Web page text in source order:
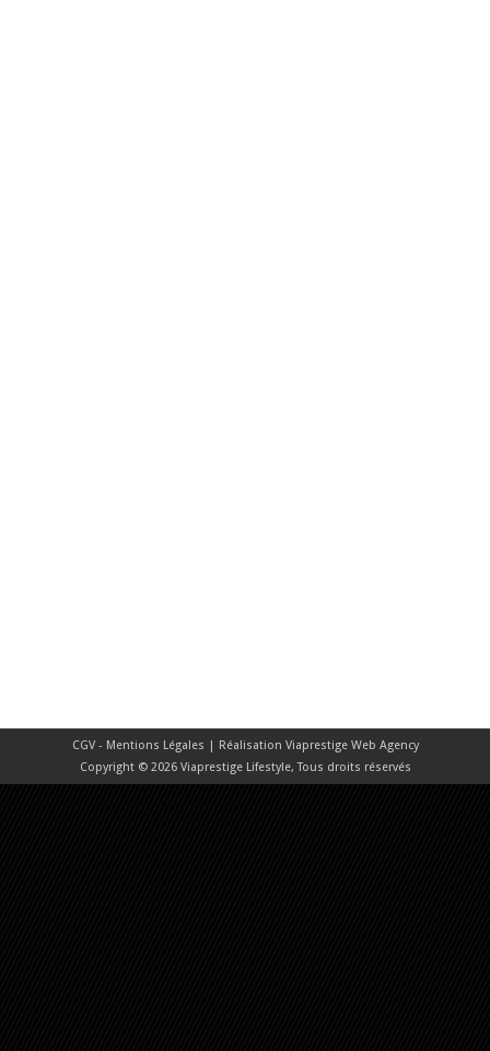
CGV - Mentions Légales | Réalisation Viaprestige Web Agency
Copyright © 2026 Viaprestige Lifestyle, Tous droits réservés